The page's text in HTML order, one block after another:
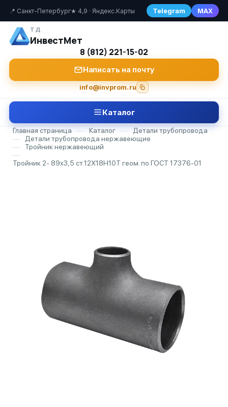
📍 Санкт-Петербург★ 4,9 · Яндекс.Карты Telegram MAX
ТД
ИнвестМет
8 (812) 221-15-02
Написать на почту
info@invprom.ru
Каталог
Главная страница — Каталог —
Детали трубопровода
—
Детали трубопровода нержавеющие
—
Тройник нержавеющий
—
Тройник 2- 89х3,5 ст.12Х18Н10Т геом. по ГОСТ 17376-01